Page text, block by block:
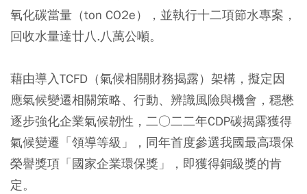
氧化碳當量（ton CO2e），並執行十二項節水專案，
回收水量達廿八.八萬公噸。
藉由導入TCFD（氣候相關財務揭露）架構，擬定因
應氣候變遷相關策略、行動、辨識風險與機會，穩懋
逐步強化企業氣候韌性，二○二二年CDP碳揭露獲得
氣候變遷「領導等級」，同年首度參選我國最高環保
榮譽獎項「國家企業環保獎」，即獲得銅級獎的肯
定。